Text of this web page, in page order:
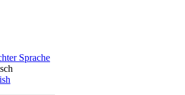
Sprache